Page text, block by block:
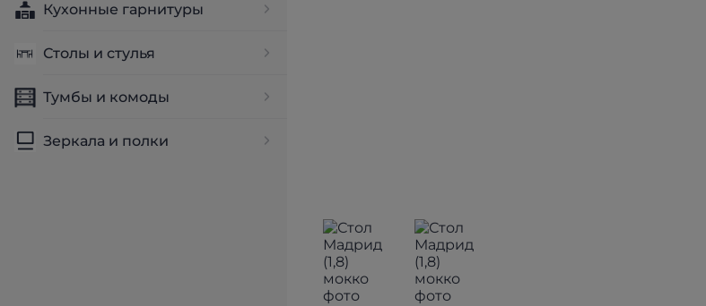
Кухонные гарнитуры
Столы и стулья
Тумбы и комоды
Зеркала и полки